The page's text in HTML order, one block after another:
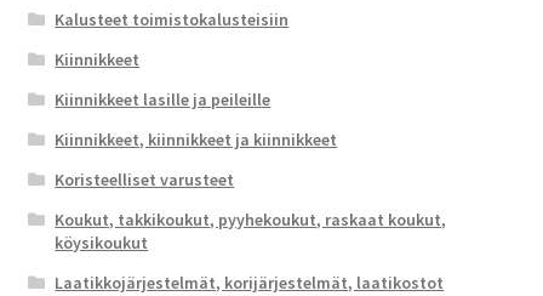
Kalusteet toimistokalusteisiin
Kiinnikkeet
Kiinnikkeet lasille ja peileille
Kiinnikkeet, kiinnikkeet ja kiinnikkeet
Koristeelliset varusteet
Koukut, takkikoukut, pyyhekoukut, raskaat koukut,
köysikoukut
Laatikkojärjestelmät, korijärjestelmät, laatikostot